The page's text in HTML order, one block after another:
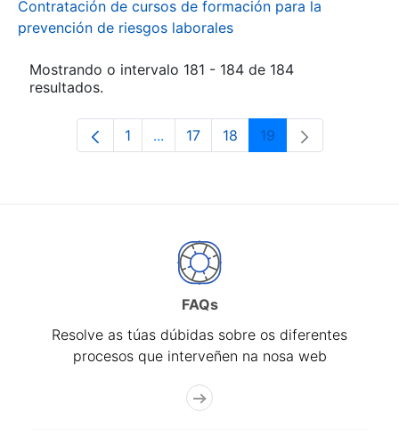
Contratación de cursos de formación para la
prevención de riesgos laborales
Mostrando o intervalo 181 - 184 de 184
resultados.
Páxina
1 ...Páxinas intermedias Use pestaña
Páxina
17 Páxina
18 Páxina
19
FAQs
Resolve as túas dúbidas sobre os diferentes
procesos que interveñen na nosa web